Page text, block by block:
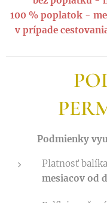
100 % poplatok -
v prípade
Podmienky
Platnosť
mesiacov od